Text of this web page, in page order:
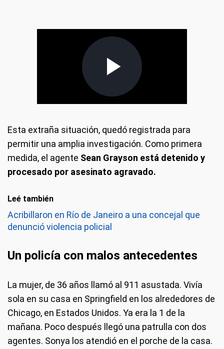
Esta extraña situación, quedó registrada para
permitir una amplia investigación. Como primera
medida, el agente Sean Grayson está detenido y
procesado por asesinato agravado.
Leé también
Acribillaron en Río de Janeiro a una concejal que
denunció violencia policial
Un policía con malos antecedentes
La mujer, de 36 años llamó al 911 asustada. Vivía
sola en su casa en Springfield en los alrededores de
Chicago, en Estados Unidos. Ya era la 1 de la
mañana. Poco después llegó una patrulla con dos
agentes. Sonya los atendió en el porche de la casa.